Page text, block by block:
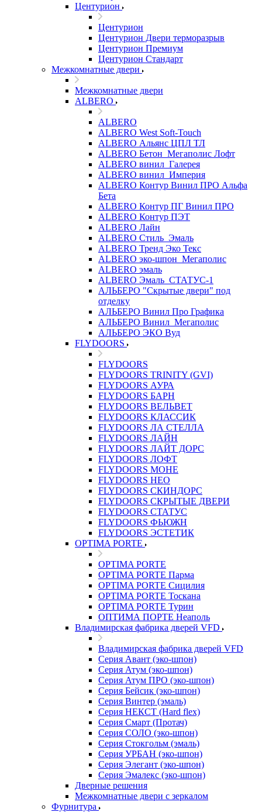
Центурион
Центурион
Центурион Двери терморазрыв
Центурион Премиум
Центурион Стандарт
Межкомнатные двери
Межкомнатные двери
ALBERO
ALBERO
ALBERO West Soft-Touch
ALBERO Альянс ЦПЛ ТЛ
ALBERO Бетон_Мегаполис Лофт
ALBERO винил_Галерея
ALBERO винил_Империя
ALBERO Контур Винил ПРО Альфа
Бета
ALBERO Контур ПГ Винил ПРО
ALBERO Контур ПЭТ
ALBERO Лайн
ALBERO Стиль_Эмаль
ALBERO Тренд Эко Текс
ALBERO эко-шпон_Мегаполис
ALBERO эмаль
ALBERO Эмаль_СТАТУС-1
АЛЬБЕРО "Скрытые двери" под
отделку
АЛЬБЕРО Винил Про Графика
АЛЬБЕРО Винил_Мегаполис
АЛЬБЕРО ЭКО Вуд
FLYDOORS
FLYDOORS
FLYDOORS TRINITY (GVI)
FLYDOORS АУРА
FLYDOORS БАРН
FLYDOORS ВЕЛЬВЕТ
FLYDOORS КЛАССИК
FLYDOORS ЛА СТЕЛЛА
FLYDOORS ЛАЙН
FLYDOORS ЛАЙТ ДОРС
FLYDOORS ЛОФТ
FLYDOORS МОНЕ
FLYDOORS НЕО
FLYDOORS СКИНДОРС
FLYDOORS СКРЫТЫЕ ДВЕРИ
FLYDOORS СТАТУС
FLYDOORS ФЬЮЖН
FLYDOORS ЭСТЕТИК
OPTIMA PORTE
OPTIMA PORTE
OPTIMA PORTE Парма
OPTIMA PORTE Сицилия
OPTIMA PORTE Тоскана
OPTIMA PORTE Турин
ОПТИМА ПОРТЕ Неаполь
Владимирская фабрика дверей VFD
Владимирская фабрика дверей VFD
Серия Авант (эко-шпон)
Серия Атум (эко-шпон)
Серия Атум ПРО (эко-шпон)
Серия Бейсик (эко-шпон)
Серия Винтер (эмаль)
Серия НЕКСТ (Hard flex)
Серия Смарт (Протач)
Серия СОЛО (эко-шпон)
Серия Стокгольм (эмаль)
Серия УРБАН (эко-шпон)
Серия Элегант (эко-шпон)
Серия Эмалекс (эко-шпон)
Дверные решения
Межкомнатные двери c зеркалом
Фурнитура